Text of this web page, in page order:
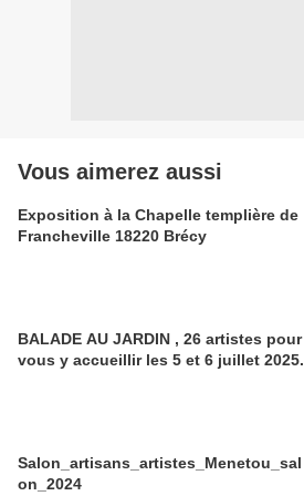
Vous aimerez aussi
Exposition à la Chapelle templière de
Francheville 18220 Brécy
BALADE AU JARDIN , 26 artistes pour
vous y accueillir les 5 et 6 juillet 2025.
Salon_artisans_artistes_Menetou_sal
on_2024